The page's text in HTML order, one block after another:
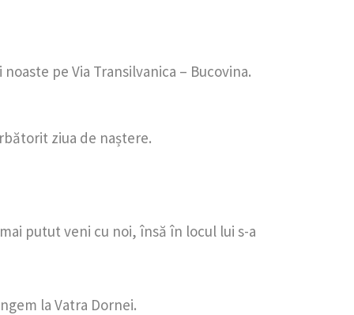
pe Via Transilvanica – Bucovina.
ziua de naștere.
putut veni cu noi, însă în locul lui s-a
la Vatra Dornei.